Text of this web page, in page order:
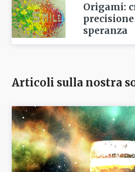
Origami:
speranza
Articoli sulla nostra